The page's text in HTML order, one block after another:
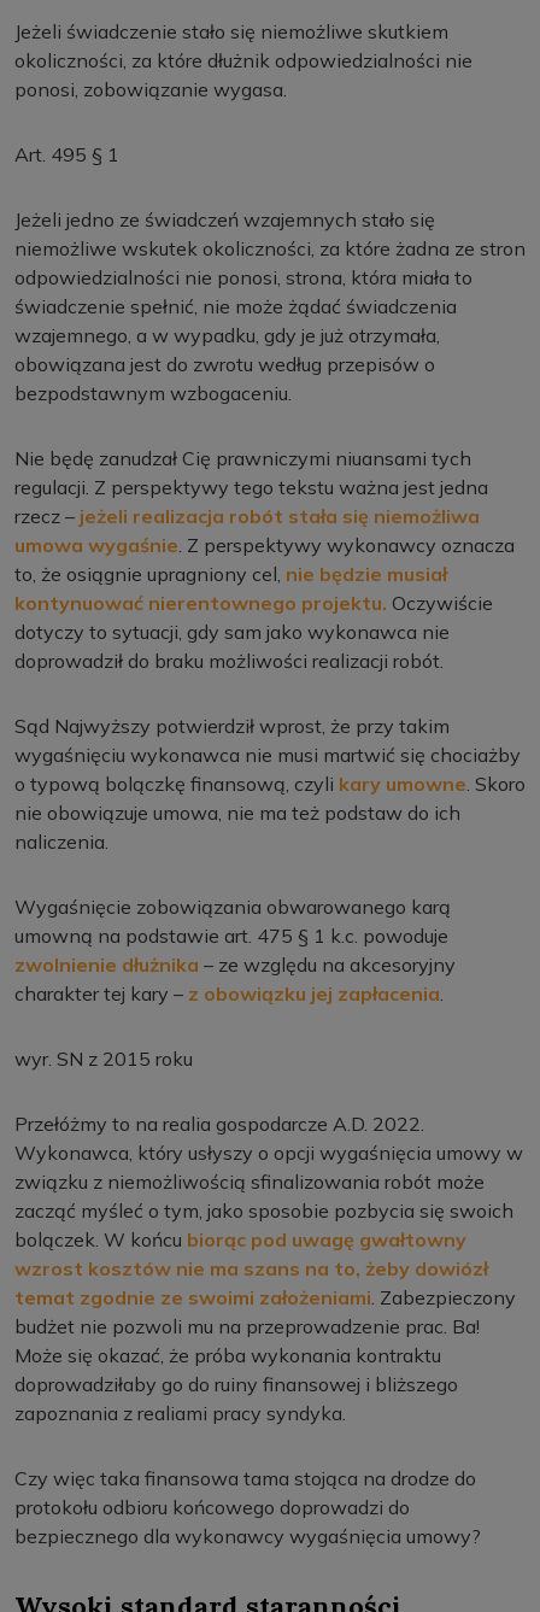
Jeżeli świadczenie stało się niemożliwe skutkiem
okoliczności, za które dłużnik odpowiedzialności nie
ponosi, zobowiązanie wygasa.
Art. 495 § 1
Jeżeli jedno ze świadczeń wzajemnych stało się
niemożliwe wskutek okoliczności, za które żadna ze stron
odpowiedzialności nie ponosi, strona, która miała to
świadczenie spełnić, nie może żądać świadczenia
wzajemnego, a w wypadku, gdy je już otrzymała,
obowiązana jest do zwrotu według przepisów o
bezpodstawnym wzbogaceniu.
Nie będę zanudzał Cię prawniczymi niuansami tych
regulacji. Z perspektywy tego tekstu ważna jest jedna
rzecz – jeżeli realizacja robót stała się niemożliwa
umowa wygaśnie. Z perspektywy wykonawcy oznacza
to, że osiągnie upragniony cel, nie będzie musiał
kontynuować nierentownego projektu. Oczywiście
dotyczy to sytuacji, gdy sam jako wykonawca nie
doprowadził do braku możliwości realizacji robót.
Sąd Najwyższy potwierdził wprost, że przy takim
wygaśnięciu wykonawca nie musi martwić się chociażby
o typową bolączkę finansową, czyli kary umowne. Skoro
nie obowiązuje umowa, nie ma też podstaw do ich
naliczenia.
Wygaśnięcie zobowiązania obwarowanego karą
umowną na podstawie art. 475 § 1 k.c. powoduje
zwolnienie dłużnika – ze względu na akcesoryjny
charakter tej kary – z obowiązku jej zapłacenia.
wyr. SN z 2015 roku
Przełóżmy to na realia gospodarcze A.D. 2022.
Wykonawca, który usłyszy o opcji wygaśnięcia umowy w
związku z niemożliwością sfinalizowania robót może
zacząć myśleć o tym, jako sposobie pozbycia się swoich
bolączek. W końcu biorąc pod uwagę gwałtowny
wzrost kosztów nie ma szans na to, żeby dowiózł
temat zgodnie ze swoimi założeniami. Zabezpieczony
budżet nie pozwoli mu na przeprowadzenie prac. Ba!
Może się okazać, że próba wykonania kontraktu
doprowadziłaby go do ruiny finansowej i bliższego
zapoznania z realiami pracy syndyka.
Czy więc taka finansowa tama stojąca na drodze do
protokołu odbioru końcowego doprowadzi do
bezpiecznego dla wykonawcy wygaśnięcia umowy?